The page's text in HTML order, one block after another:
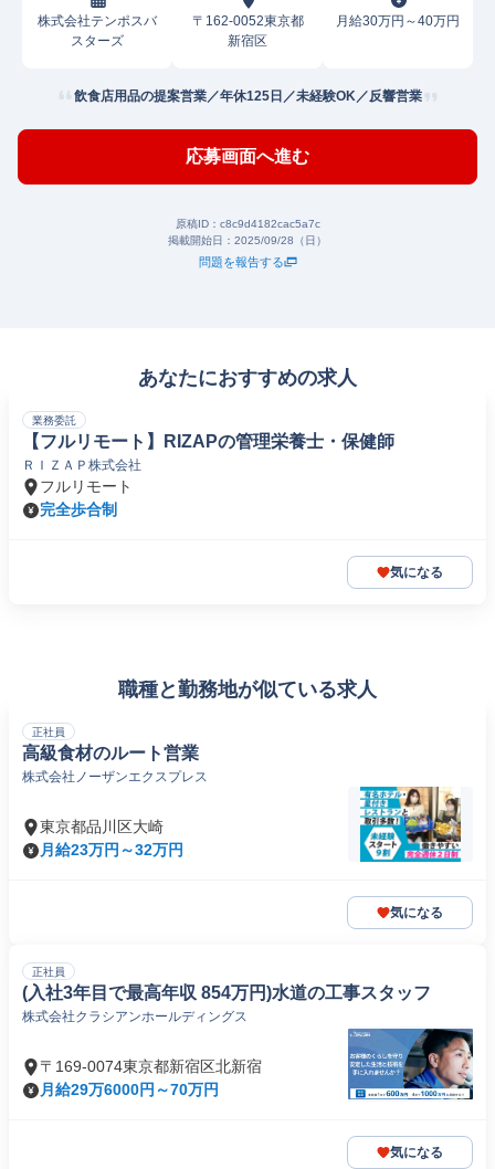
株式会社テンポスバ
スターズ
〒162-0052東京都
新宿区
月給30万円～40万円
飲食店用品の提案営業／年休125日／未経験OK／反響営業
応募画面へ進む
原稿ID： c8c9d4182cac5a7c
掲載開始日： 2025/09/28（日）
問題を報告する
あなたにおすすめの求人
業務委託
【フルリモート】RIZAPの管理栄養士・保健師
ＲＩＺＡＰ株式会社
フルリモート
完全歩合制
気になる
職種と勤務地が似ている求人
正社員
高級食材のルート営業
株式会社ノーザンエクスプレス
東京都品川区大崎
月給23万円～32万円
気になる
正社員
(入社3年目で最高年収 854万円)水道の工事スタッフ
株式会社クラシアンホールディングス
〒169-0074東京都新宿区北新宿
月給29万6000円～70万円
気になる